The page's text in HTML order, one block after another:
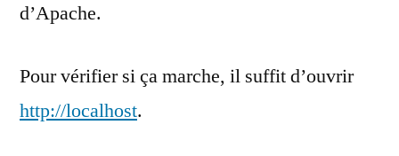
d’Apache.
Pour vérifier si ça marche, il suffit d’ouvrir
http://localhost.